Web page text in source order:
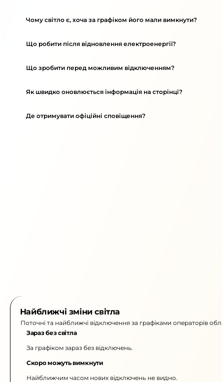
Чому світло є, хоча за графіком його мали вимкнути?
Що робити після відновлення електроенергії?
Що зробити перед можливим відключенням?
Як швидко оновлюється інформація на сторінці?
Де отримувати офіційні сповіщення?
Найближчі зміни світла
Поточні та найближчі відключення за графіками операторів
Зараз без світла
За графіком зараз без відключень.
Скоро можуть вимкнути
Найближчим часом нових відключень не видно.